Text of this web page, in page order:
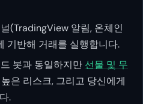
(TradingView 알림, 온체인
기반해 거래를 실행합니다.
봇과 동일하지만 선물 및 무
은 리스크, 그리고 당신에게
.